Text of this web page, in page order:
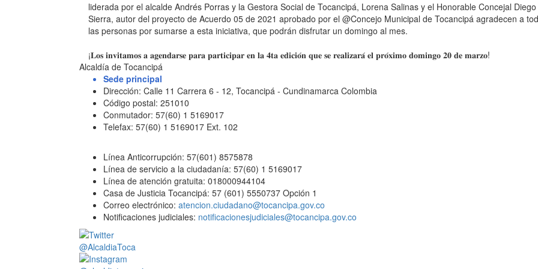
liderada por el alcalde Andrés Porras y la Gestora Social de Tocancipá, Lorena Salinas y el Honorable Concejal Diego
Sierra, autor del proyecto de Acuerdo 05 de 2021 aprobado por el @Concejo Municipal de Tocancipá agradecen a
las personas por sumarse a esta iniciativa, que podrán disfrutar un domingo al mes. ⁣
⁣¡𝐋𝐨𝐬 𝐢𝐧𝐯𝐢𝐭𝐚𝐦𝐨𝐬 𝐚 𝐚𝐠𝐞𝐧𝐝𝐚𝐫𝐬𝐞 𝐩𝐚𝐫𝐚 𝐩𝐚𝐫𝐭𝐢𝐜𝐢𝐩𝐚𝐫 𝐞𝐧 𝐥𝐚 𝟒𝐭𝐚 𝐞𝐝𝐢𝐜𝐢𝐨́𝐧 𝐪𝐮𝐞 𝐬𝐞 𝐫𝐞𝐚𝐥𝐢𝐳𝐚𝐫𝐚́ 𝐞𝐥 𝐩𝐫𝐨́𝐱𝐢𝐦𝐨 𝐝𝐨𝐦𝐢𝐧𝐠𝐨 𝟐𝟎 𝐝𝐞 𝐦𝐚𝐫𝐳𝐨!⁣ ⁣
Alcaldía de Tocancipá
Sede principal
Dirección: Calle 11 Carrera 6 - 12, Tocancipá - Cundinamarca Colombia
Código postal: 251010
Conmutador: 57(60) 1 5169017
Telefax: 57(60) 1 5169017 Ext. 102
Línea Anticorrupción: 57(601) 8575878
Línea de servicio a la ciudadanía: 57(60) 1 5169017
Línea de atención gratuita: 018000944104
Casa de Justicia Tocancipá: 57 (601) 5550737 Opción 1
Correo electrónico: atencion.ciudadano@tocancipa.gov.co
Notificaciones judiciales: notificacionesjudiciales@tocancipa.gov.co
@AlcaldiaToca